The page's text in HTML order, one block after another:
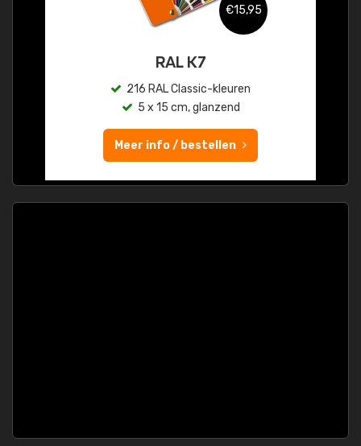
€15,95
RAL K7
216 RAL Classic-kleuren
5 x 15 cm, glanzend
Meer info / bestellen